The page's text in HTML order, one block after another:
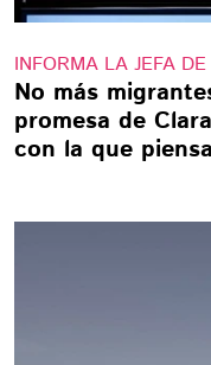
INFORMA LA JEFA
No más
promesa de
con la que